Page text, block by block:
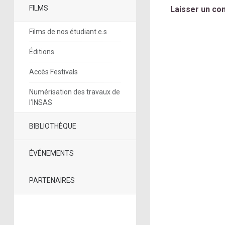
FILMS
Films de nos étudiant.e.s
Éditions
Accès Festivals
Numérisation des travaux de
l’INSAS
BIBLIOTHÈQUE
ÉVÉNEMENTS
PARTENAIRES
Laisser un